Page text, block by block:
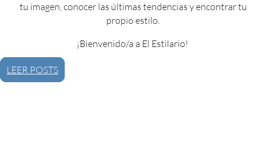
tu imagen, conocer las últimas tendencias y encontrar tu
propio estilo.
¡Bienvenido/a a El Estilario!
LEER POSTS